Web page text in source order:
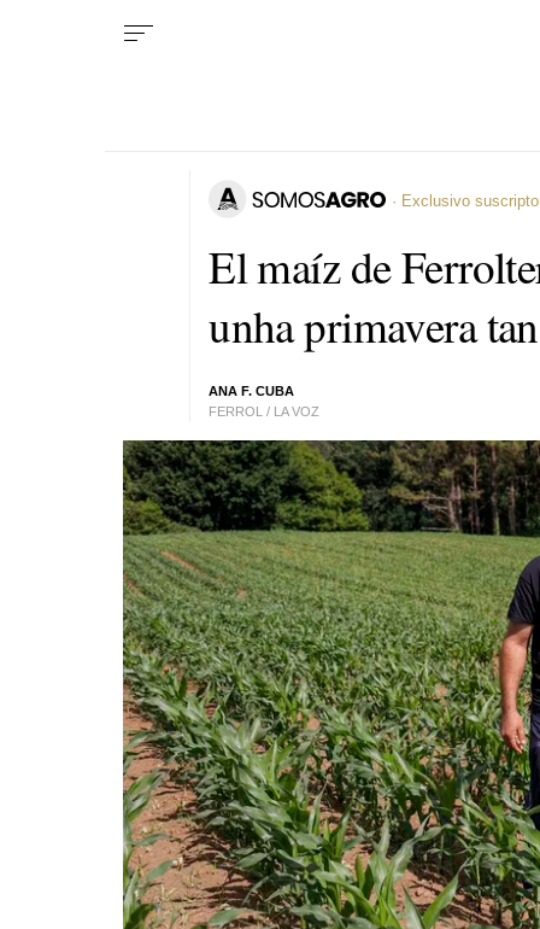
El maíz de
unha primavera
ANA F. CUBA
FERROL / LA VOZ
· Exclusivo